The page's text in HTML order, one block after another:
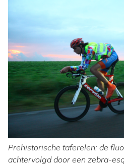
Prehistorische taferelen: de
achtervolgd door een zebra-